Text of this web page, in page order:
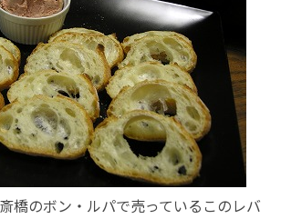
橋のボン・ルパで売っているこのレバ